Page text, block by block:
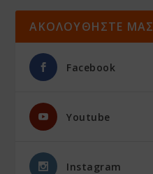
ΑΚΟΛΟΥΘΗΣΤΕ ΜΑΣ
Facebook
Youtube
Instagram